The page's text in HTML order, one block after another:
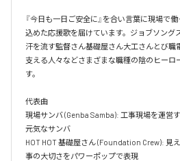
『今日も一日ご安全に』を合い言葉に現場で
込めた応援歌を届けています。ジョブソング
汗を流す監督さん基礎屋さん大工さんとび職
支える人々などさまざまな職種の陰のヒーロ
す。
代表曲
現場サンバ (Genba Samba): 工事現場を運営
元気なサンバ
HOT HOT 基礎屋さん (Foundation Crew): 見
事の大切さをパワーポップで表現